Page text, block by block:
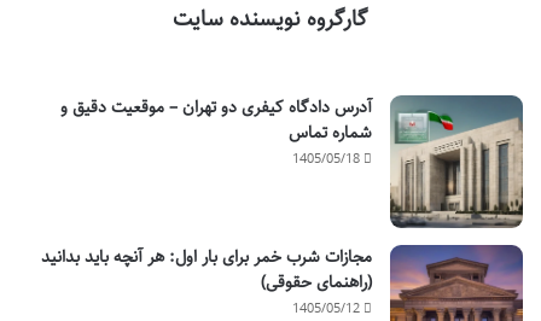
گارگروه نویسنده سایت
آدرس دادگاه کیفری دو تهران – موقعیت دقیق و
شماره تماس
1405/05/18
مجازات شرب خمر برای بار اول: هر آنچه باید بدانید
(راهنمای حقوقی)
1405/05/12